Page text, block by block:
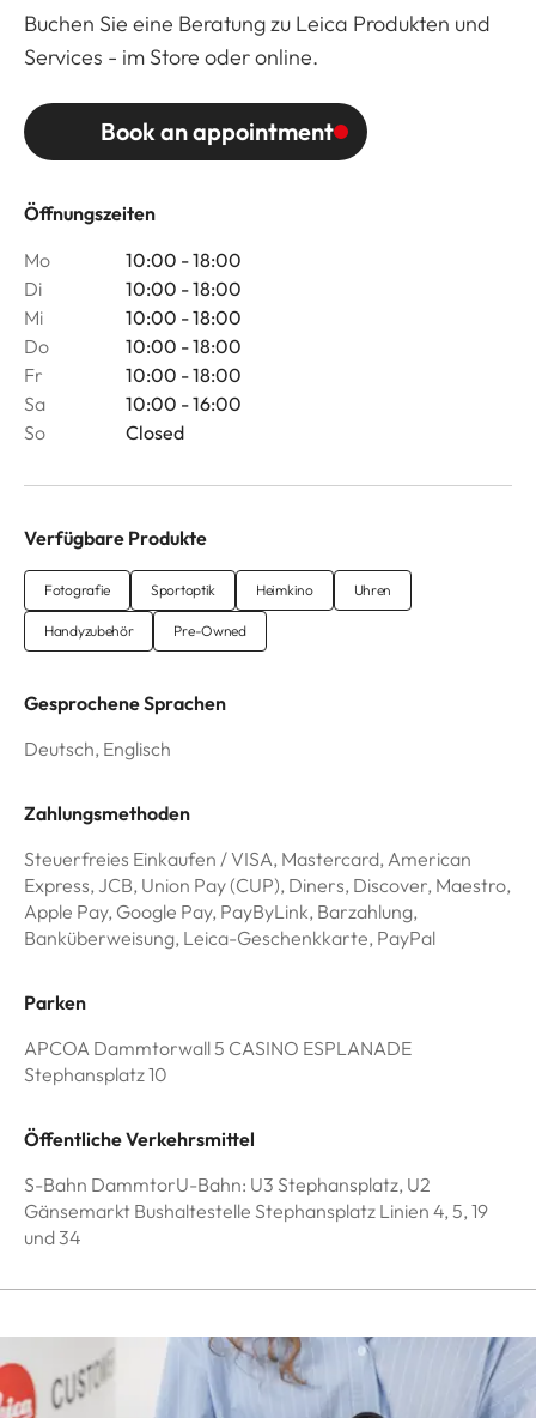
Öffnungszeiten
Mo
10:00 - 18:00
Di
10:00 - 18:00
Mi
10:00 - 18:00
Do
10:00 - 18:00
Fr
10:00 - 18:00
Sa
10:00 - 16:00
So
Closed
Buchen Sie eine Beratung zu Leica Produkten und
Services - im Store oder online.
Book an appointment
Verfügbare Produkte
Fotografie Sportoptik Heimkino Uhren
Handyzubehör Pre-Owned
Gesprochene Sprachen
Deutsch, Englisch
Zahlungsmethoden
Steuerfreies Einkaufen / VISA, Mastercard, American
Express, JCB, Union Pay (CUP), Diners, Discover, Maestro,
Apple Pay, Google Pay, PayByLink, Barzahlung,
Banküberweisung, Leica-Geschenkkarte, PayPal
Parken
APCOA Dammtorwall 5 CASINO ESPLANADE
Stephansplatz 10
Öffentliche Verkehrsmittel
S-Bahn DammtorU-Bahn: U3 Stephansplatz, U2
Gänsemarkt Bushaltestelle Stephansplatz Linien 4, 5, 19
und 34